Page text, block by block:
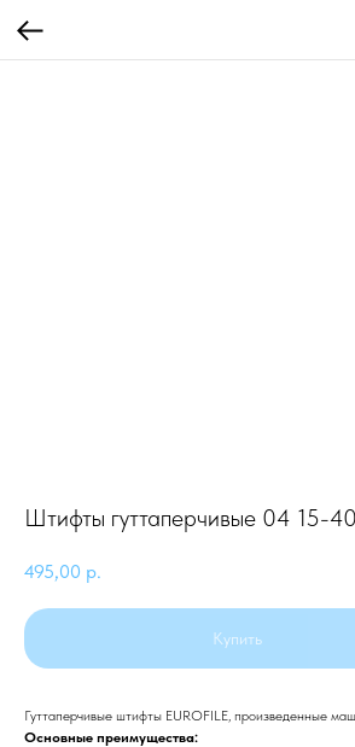
Штифты гуттаперчивые 04 15-
495,00 р.
Купить
Гуттаперчивые штифты EUROFILE, произведенные
Основные преимущества: